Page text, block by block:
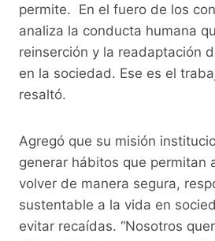
permite. En el fuero de los
analiza la conducta humana
reinserción y la readaptación
en la sociedad. Ese es el
resaltó.
Agregó que su misión
generar hábitos que permitan
volver de manera segura,
sustentable a la vida en
evitar recaídas. “Nosotros